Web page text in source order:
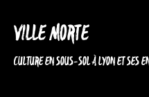
VILLE MORTE
CULTURE EN SOUS-SOL À LYON ET SES